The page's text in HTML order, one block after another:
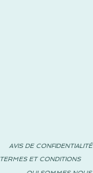
AVIS DE CONFIDENTIALITÉ
TERMES ET CONDITIONS